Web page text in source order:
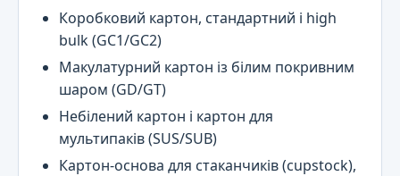
Коробковий картон, стандартний і high
bulk (GC1/GC2)
Макулатурний картон із білим покривним
шаром (GD/GT)
Небілений картон і картон для
мультипаків (SUS/SUB)
Картон-основа для стаканчиків (cupstock),